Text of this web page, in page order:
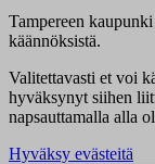
Tampereen
käännöksistä.
Valitettavasti et voi
hyväksynyt siihen
napsauttamalla alla
Hyväksy evästeitä